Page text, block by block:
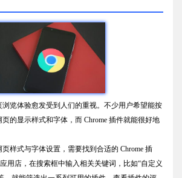
览体验愈发受到人们的重视。不少用户希望能按
的显示样式和字体，而 Chrome 插件就能很好地
样式与字体设置，需要找到合适的 Chrome 插
用店，在搜索框中输入相关关键词，比如“自定义